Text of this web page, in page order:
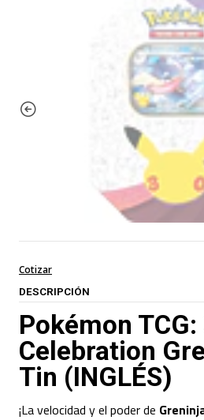
Cotizar
DESCRIPCIÓN
Pokémon
Celebration
Tin (INGLÉS)
¡La velocidad y el poder de